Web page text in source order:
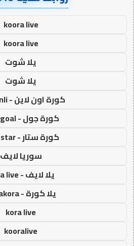
koora live
koora live
يلا شوت
يلا شوت
كورة اون لاين - kora onli
كورة جول - kora goal
كورة ستار - kora star
سوريا لايف
يلا لايف - yalla live
يلا كورة - yallakora
kora live
kooralive